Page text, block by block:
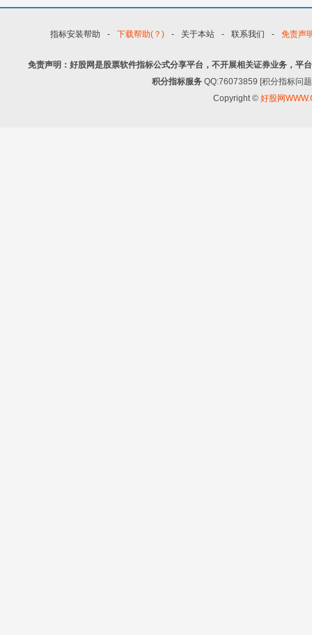
指标安装帮助 - 下载帮助(？) - 关于本站 - 联系我们 - 免责声
免责声明：好股网是股票软件指标公式分享平台，不开展相关证券业务，平
积分指标服务 QQ:76073859 [积分指标问
Copyright © 好股网